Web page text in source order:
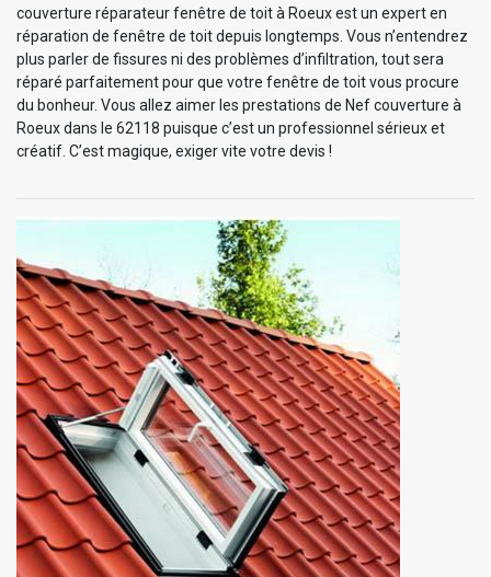
couverture réparateur fenêtre de toit à Roeux est un expert en
réparation de fenêtre de toit depuis longtemps. Vous n’entendrez
plus parler de fissures ni des problèmes d’infiltration, tout sera
réparé parfaitement pour que votre fenêtre de toit vous procure
du bonheur. Vous allez aimer les prestations de Nef couverture à
Roeux dans le 62118 puisque c’est un professionnel sérieux et
créatif. C’est magique, exiger vite votre devis !